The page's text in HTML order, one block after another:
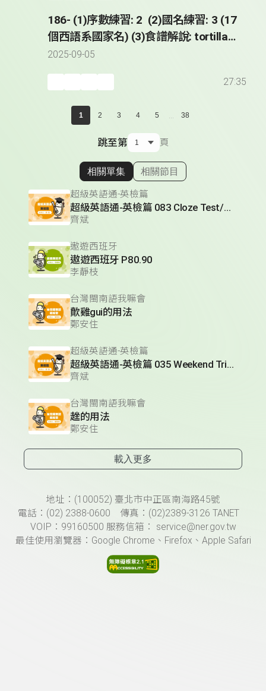
186- (1)序數練習: 2 (2)國名練習: 3 (17
個西語系國家名) (3)食譜解說: tortilla
de patatas (4)課文解說: 第一段
2025-09-05
27:35
1 2 3 4 5 ... 38
跳至第 頁
顯示相關單集
相關單集 相關節目
超級英語通-英檢篇
超級英語通-英檢篇 083 Cloze Test/段落填空-13
齊斌
遨遊西班牙
遨遊西班牙 P80.90
李靜枝
台灣閩南語我嘛會
歕雞gui的用法
鄭安住
超級英語通-英檢篇
超級英語通-英檢篇 035 Weekend Trip- 週末旅遊
齊斌
台灣閩南語我嘛會
趖的用法
鄭安住
載入更多
頁尾資訊地址：(100052) 臺北市中正區南海路45號
電話：(02) 2388-0600 傳真：(02)2389-3126 TANET
VOIP：99160500 服務信箱： service@ner.gov.tw
最佳使用瀏覽器：Google Chrome、Firefox、Apple Safari